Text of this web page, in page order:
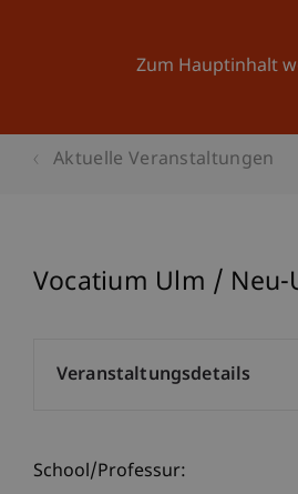
Zum Hauptinhalt
Aktuelle Veranstaltungen
Vocatium Ulm / Neu-
School/Professur:
Veranstaltungsdetails